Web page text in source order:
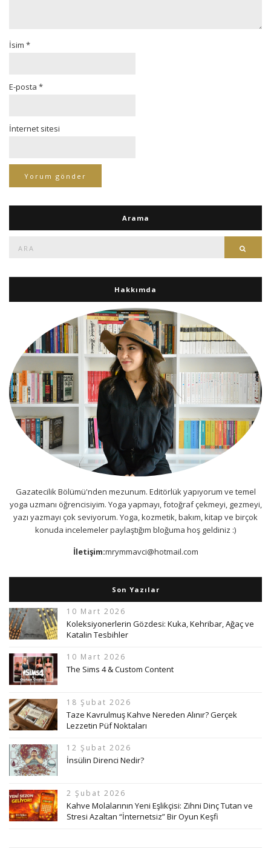
İsim *
E-posta *
İnternet sitesi
Arama
Hakkımda
Gazatecilik Bölümü'nden mezunum. Editörlük yapıyorum ve temel
yoga uzmanı öğrencisiyim. Yoga yapmayı, fotoğraf çekmeyi, gezmeyi,
yazı yazmayı çok seviyorum. Yoga, kozmetik, bakım, kitap ve birçok
konuda incelemeler paylaştığım bloğuma hoş geldiniz :)
İletişim:mrymmavci@hotmail.com
Son Yazılar
10 Mart 2026
Koleksiyonerlerin Gözdesi: Kuka, Kehribar, Ağaç ve
Katalin Tesbihler
10 Mart 2026
The Sims 4 & Custom Content
18 Şubat 2026
Taze Kavrulmuş Kahve Nereden Alınır? Gerçek
Lezzetin Püf Noktaları
12 Şubat 2026
İnsülin Direnci Nedir?
2 Şubat 2026
Kahve Molalarının Yeni Eşlikçisi: Zihni Dinç Tutan ve
Stresi Azaltan “İnternetsiz” Bir Oyun Keşfi